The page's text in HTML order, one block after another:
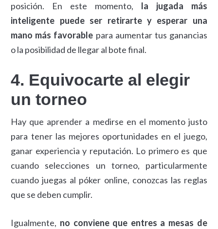
posición. En este momento, la jugada más
inteligente puede ser retirarte y esperar una
mano más favorable para aumentar tus ganancias
o la posibilidad de llegar al bote final.
4. Equivocarte al elegir
un torneo
Hay que aprender a medirse en el momento justo
para tener las mejores oportunidades en el juego,
ganar experiencia y reputación. Lo primero es que
cuando selecciones un torneo, particularmente
cuando juegas al póker online, conozcas las reglas
que se deben cumplir.
Igualmente, no conviene que entres a mesas de